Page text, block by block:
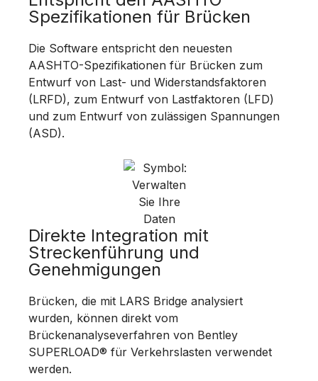
Spezifikationen für Brücken
Die Software entspricht den neuesten
AASHTO-Spezifikationen für Brücken zum
Entwurf von Last- und Widerstandsfaktoren
(LRFD), zum Entwurf von Lastfaktoren (LFD)
und zum Entwurf von zulässigen Spannungen
(ASD).
Direkte Integration mit
Streckenführung und
Genehmigungen
Brücken, die mit LARS Bridge analysiert
wurden, können direkt vom
Brückenanalyseverfahren von Bentley
SUPERLOAD® für Verkehrslasten verwendet
werden.